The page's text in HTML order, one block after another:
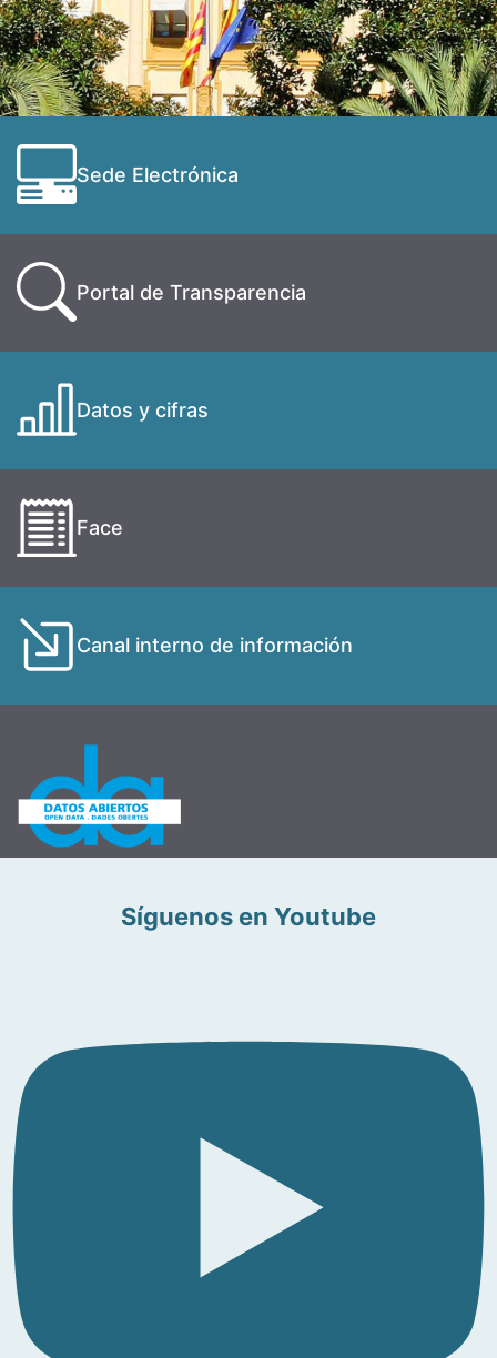
Sede Electrónica
Portal de Transparencia
Datos y cifras
Face
Canal interno de información
Síguenos en Youtube